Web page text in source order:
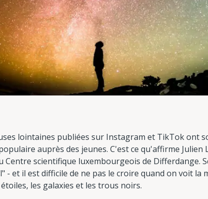
lointaines publiées sur Instagram et TikTok ont
auprès des jeunes. C'est ce qu'affirme Julien
scientifique luxembourgeois de Differdange.
- et il est difficile de ne pas le croire quand on voit la
les galaxies et les trous noirs.